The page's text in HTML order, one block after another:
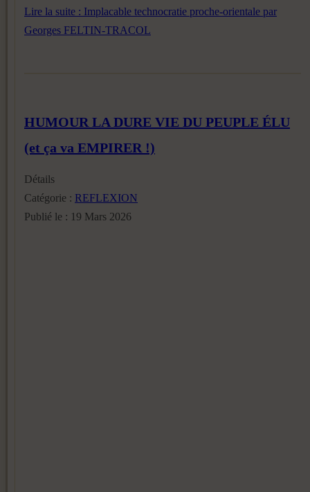
Lire la suite : Implacable technocratie proche-orientale par
Georges FELTIN-TRACOL
HUMOUR LA DURE VIE DU PEUPLE ÉLU
(et ça va EMPIRER !)
Détails
Catégorie : REFLEXION
Publié le : 19 Mars 2026